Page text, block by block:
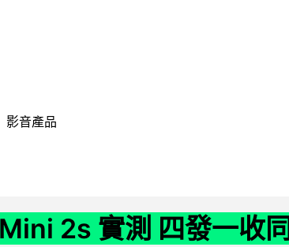
影音產品
2s 實測 四發一收同